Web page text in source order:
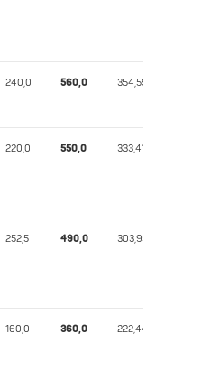
240,0 560,0 354,59
220,0 550,0 333,41
252,5 490,0 303,95
160,0 360,0 222,44